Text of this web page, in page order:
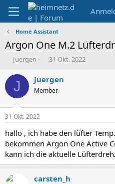
Home Assistant
Argon One M.2
E
s
e
r
Juergen
E
s
t
e
t
a
m
31 Okt. 2022
J Juergen
Member
31 Okt. 2022
hallo , ich habe den lüfter
bekommen Argon One Active
kann ich die aktuelle
carsten_h